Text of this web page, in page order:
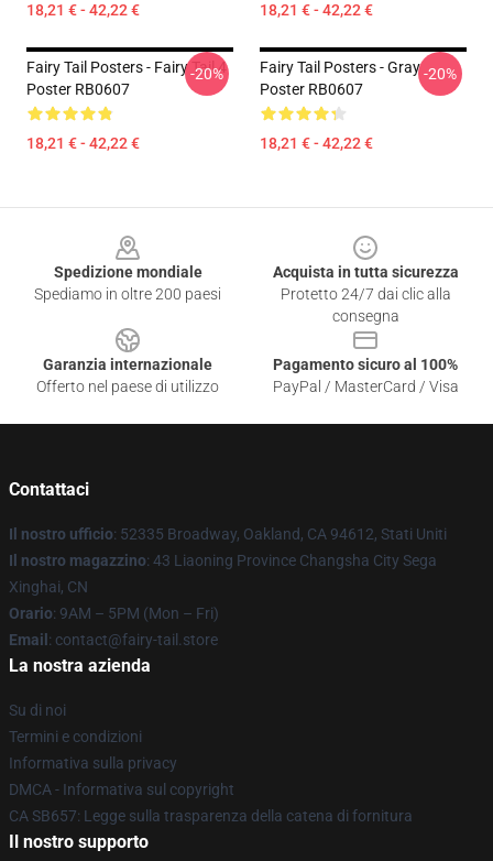
18,21 € - 42,22 € 18,21 € - 42,22 €
Fairy Tail Posters - Fairy Tail 4
Poster RB0607
18,21 € - 42,22 €
-20%
Fairy Tail Posters - Gray
Poster RB0607
18,21 € - 42,22 €
-20%
Spedizione mondiale
Spediamo in oltre 200 paesi
Acquista in tutta sicurezza
Protetto 24/7 dai clic alla
consegna
Garanzia internazionale
Offerto nel paese di utilizzo
Pagamento sicuro al 100%
PayPal / MasterCard / Visa
Contattaci
Il nostro ufficio: 52335 Broadway, Oakland, CA 94612, Stati Uniti
Il nostro magazzino: 43 Liaoning Province Changsha City Sega
Xinghai, CN
Orario: 9AM – 5PM (Mon – Fri)
Email : contact@fairy-tail.store
La nostra azienda
Su di noi
Termini e condizioni
Informativa sulla privacy
DMCA - Informativa sul copyright
CA SB657: Legge sulla trasparenza della catena di fornitura
Il nostro supporto